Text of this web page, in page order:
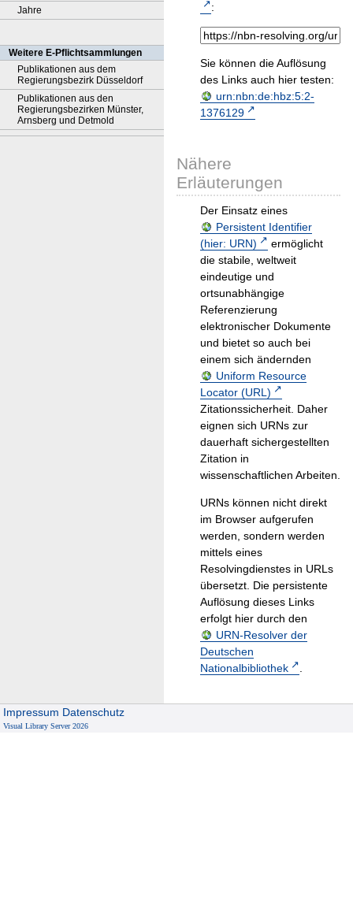
Jahre
Weitere E-Pflichtsammlungen
Publikationen aus dem
Regierungsbezirk Düsseldorf
Publikationen aus den
Regierungsbezirken Münster,
Arnsberg und Detmold
:
Sie können die Auflösung
des Links auch hier testen:
urn:nbn:de:hbz:5:2-
1376129
Nähere
Erläuterungen
Der Einsatz eines
Persistent Identifier
(hier: URN)
ermöglicht
die stabile, weltweit
eindeutige und
ortsunabhängige
Referenzierung
elektronischer Dokumente
und bietet so auch bei
einem sich ändernden
Uniform Resource
Locator (URL)
Zitationssicherheit. Daher
eignen sich URNs zur
dauerhaft sichergestellten
Zitation in
wissenschaftlichen Arbeiten.
URNs können nicht direkt
im Browser aufgerufen
werden, sondern werden
mittels eines
Resolvingdienstes in URLs
übersetzt. Die persistente
Auflösung dieses Links
erfolgt hier durch den
URN-Resolver der
Deutschen
Nationalbibliothek
.
Impressum Datenschutz
Visual Library Server 2026